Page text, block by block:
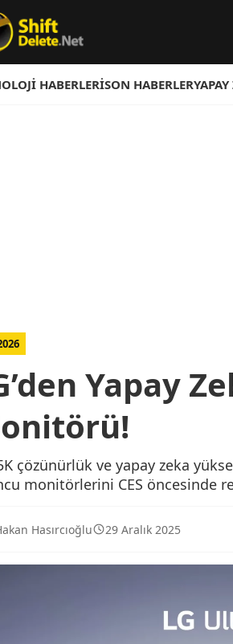
HABERLERISON HABERLER
Yapay
çözünürlük ve yapay zeka
monitörlerini CES öncesinde
Hasırcıoğlu 29 Aralık 2025